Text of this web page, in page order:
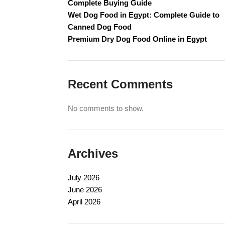
Complete Buying Guide
Wet Dog Food in Egypt: Complete Guide to
Canned Dog Food
Premium Dry Dog Food Online in Egypt
Recent Comments
No comments to show.
Archives
July 2026
June 2026
April 2026